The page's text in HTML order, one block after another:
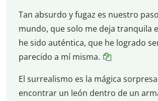
Tan absurdo y fugaz es nuestro
mundo, que solo me deja tranquila
he sido auténtica, que he logrado
parecido a mí misma.
El surrealismo es la mágica
encontrar un león dentro de un